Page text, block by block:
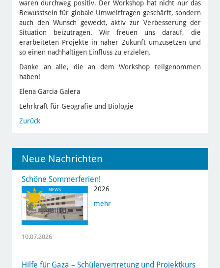
waren durchweg positiv. Der Workshop hat nicht nur das
Bewusstsein für globale Umweltfragen geschärft, sondern
auch den Wunsch geweckt, aktiv zur Verbesserung der
Situation beizutragen. Wir freuen uns darauf, die
erarbeiteten Projekte in naher Zukunft umzusetzen und
so einen nachhaltigen Einfluss zu erzielen.
Danke an alle, die an dem Workshop teilgenommen
haben!
Elena Garcia Galera
Lehrkraft für Geografie und Biologie
Zurück
Neue Nachrichten
Schöne Sommerferien!
2026
mehr
10.07.2026
Hilfe für Gaza – Schülervertretung und Projektkurs